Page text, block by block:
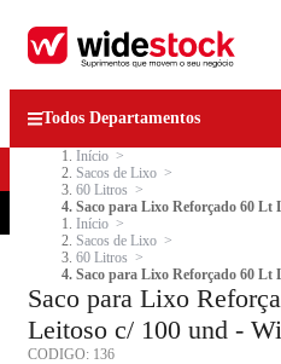
Todos Departamentos
Início
Sacos de Lixo
60 Litros
Saco para Lixo Reforçado 60 Lt
Início
Sacos de Lixo
60 Litros
Saco para Lixo Reforçado 60 Lt
Saco para Lixo
Leitoso c/ 100 und -
CODIGO: 136